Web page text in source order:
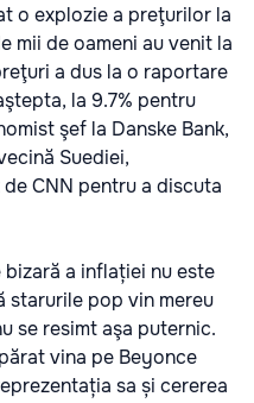
o explozie a preţurilor la
mii de oameni au venit la
a dus la o raportare
la 9.7% pentru
şef la Danske Bank,
Suediei,
CNN pentru a discuta
a inflației nu este
starurile pop vin mereu
se resimt aşa puternic.
vina pe Beyonce
sa și cererea